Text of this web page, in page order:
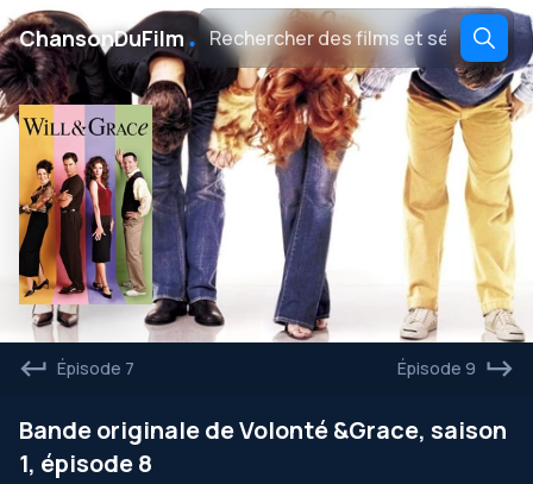
ChansonDuFilm ․
Épisode 7 Épisode 9
Bande originale de Volonté &Grace, saison
1, épisode 8